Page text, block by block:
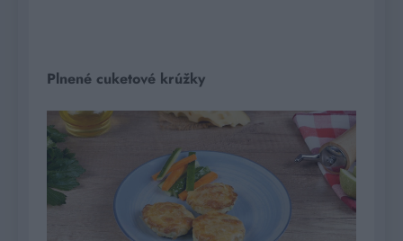
Plnené cuketové krúžky